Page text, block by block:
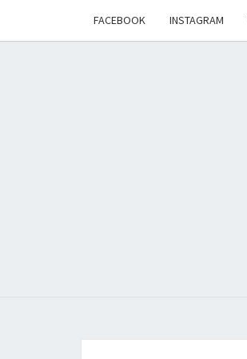
FACEBOOK INSTAGRAM